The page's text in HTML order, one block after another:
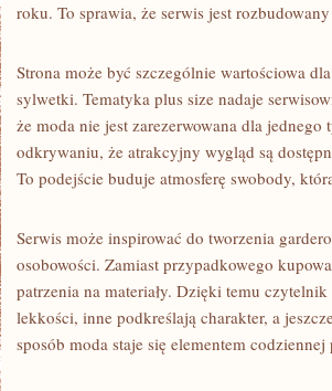
roku. To sprawia, że serwis jest
Strona może być szczególnie wartościowa
sylwetki. Tematyka plus size nadaje
że moda nie jest zarezerwowana dla
odkrywaniu, że atrakcyjny wygląd są
To podejście buduje atmosferę swobody,
Serwis może inspirować do tworzenia
osobowości. Zamiast przypadkowego
patrzenia na materiały. Dzięki temu
lekkości, inne podkreślają charakter, a
sposób moda staje się elementem